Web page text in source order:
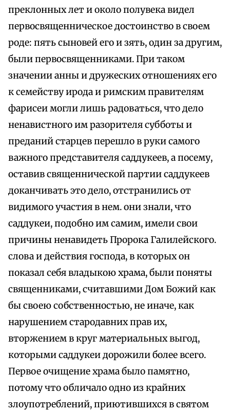
преклонных лет и около полувека видел
первосвященническое достоинство в своем
роде: пять сыновей его и зять, один за другим,
были первосвященниками. При таком
значении анны и дружеских отношениях его
к семейству ирода и римским правителям
фарисеи могли лишь радоваться, что дело
ненавистного им разорителя субботы и
преданий старцев перешло в руки самого
важного представителя саддукеев, а посему,
оставив священнической партии саддукеев
доканчивать это дело, отстранились от
видимого участия в нем. они знали, что
саддукеи, подобно им самим, имели свои
причины ненавидеть Пророка Галилейского.
слова и действия господа, в которых он
показал себя владыкою храма, были поняты
священниками, считавшими Дом Божий как
бы своею собственностью, не иначе, как
нарушением стародавних прав их,
вторжением в круг материальных выгод,
которыми саддукеи дорожили более всего.
Первое очищение храма было памятно,
потому что обличало одно из крайних
злоупотреблений, приютившихся в святом